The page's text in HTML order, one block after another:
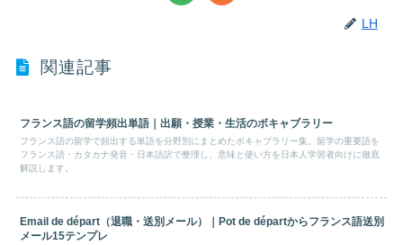
LH
関連記事
フランス語の留学頻出単語｜出願・授業・生活のボキャブラリー
フランス語の留学で頻出する単語を分野別にまとめたボキャブラリー集。留学の重要語を
フランス語・カタカナ発音・日本語訳で整理し、意味と使い方を日本人学習者向けに徹底
解説します。
Email de départ（退職・送別メール）｜Pot de départからフランス語送別
メール15テンプレ